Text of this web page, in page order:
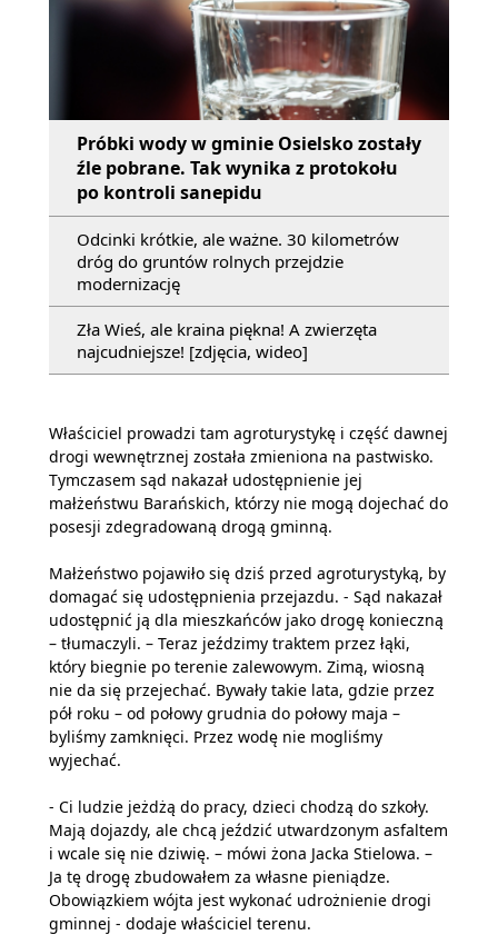
Próbki wody w gminie Osielsko zostały
źle pobrane. Tak wynika z protokołu
po kontroli sanepidu
Odcinki krótkie, ale ważne. 30 kilometrów
dróg do gruntów rolnych przejdzie
modernizację
Zła Wieś, ale kraina piękna! A zwierzęta
najcudniejsze! [zdjęcia, wideo]
Właściciel prowadzi tam agroturystykę i część dawnej
drogi wewnętrznej została zmieniona na pastwisko.
Tymczasem sąd nakazał udostępnienie jej
małżeństwu Barańskich, którzy nie mogą dojechać do
posesji zdegradowaną drogą gminną.
Małżeństwo pojawiło się dziś przed agroturystyką, by
domagać się udostępnienia przejazdu. - Sąd nakazał
udostępnić ją dla mieszkańców jako drogę konieczną
– tłumaczyli. – Teraz jeździmy traktem przez łąki,
który biegnie po terenie zalewowym. Zimą, wiosną
nie da się przejechać. Bywały takie lata, gdzie przez
pół roku – od połowy grudnia do połowy maja –
byliśmy zamknięci. Przez wodę nie mogliśmy
wyjechać.
- Ci ludzie jeżdżą do pracy, dzieci chodzą do szkoły.
Mają dojazdy, ale chcą jeździć utwardzonym asfaltem
i wcale się nie dziwię. – mówi żona Jacka Stielowa. –
Ja tę drogę zbudowałem za własne pieniądze.
Obowiązkiem wójta jest wykonać udrożnienie drogi
gminnej - dodaje właściciel terenu.